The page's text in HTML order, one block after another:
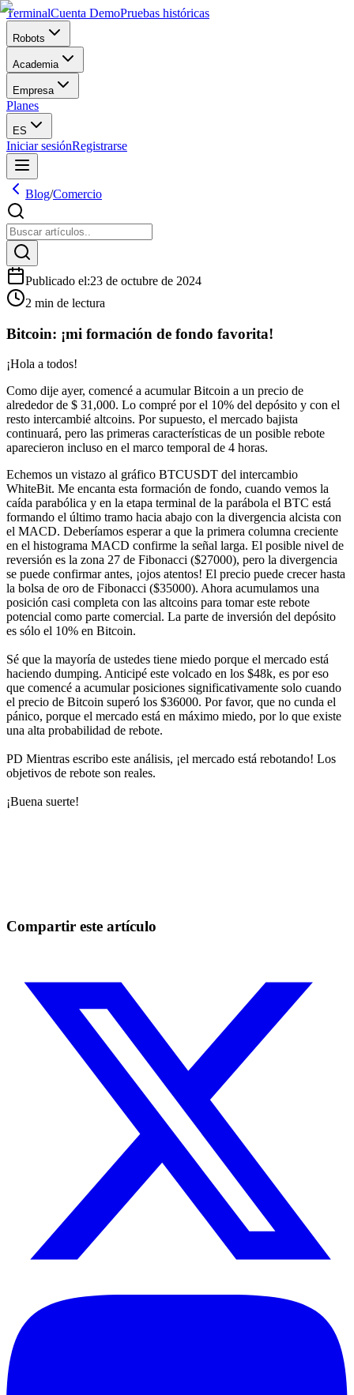
TerminalCuenta DemoPruebas históricas
Robots
Academia
Empresa
Planes
ES
Iniciar sesiónRegistrarse
Blog/Comercio
Publicado el:23 de octubre de 2024
2 min de lectura
Bitcoin: ¡mi formación de fondo favorita!
¡Hola a todos!
Como dije ayer, comencé a acumular Bitcoin a un precio de
alrededor de $ 31,000. Lo compré por el 10% del depósito y con el
resto intercambié altcoins. Por supuesto, el mercado bajista
continuará, pero las primeras características de un posible rebote
aparecieron incluso en el marco temporal de 4 horas.
Echemos un vistazo al gráfico BTCUSDT del intercambio
WhiteBit. Me encanta esta formación de fondo, cuando vemos la
caída parabólica y en la etapa terminal de la parábola el BTC está
formando el último tramo hacia abajo con la divergencia alcista con
el MACD. Deberíamos esperar a que la primera columna creciente
en el histograma MACD confirme la señal larga. El posible nivel de
reversión es la zona 27 de Fibonacci ($27000), pero la divergencia
se puede confirmar antes, ¡ojos atentos! El precio puede crecer hasta
la bolsa de oro de Fibonacci ($35000). Ahora acumulamos una
posición casi completa con las altcoins para tomar este rebote
potencial como parte comercial. La parte de inversión del depósito
es sólo el 10% en Bitcoin.
Sé que la mayoría de ustedes tiene miedo porque el mercado está
haciendo dumping. Anticipé este volcado en los $48k, es por eso
que comencé a acumular posiciones significativamente solo cuando
el precio de Bitcoin superó los $36000. Por favor, que no cunda el
pánico, porque el mercado está en máximo miedo, por lo que existe
una alta probabilidad de rebote.
PD Mientras escribo este análisis, ¡el mercado está rebotando! Los
objetivos de rebote son reales.
¡Buena suerte!
Compartir este artículo